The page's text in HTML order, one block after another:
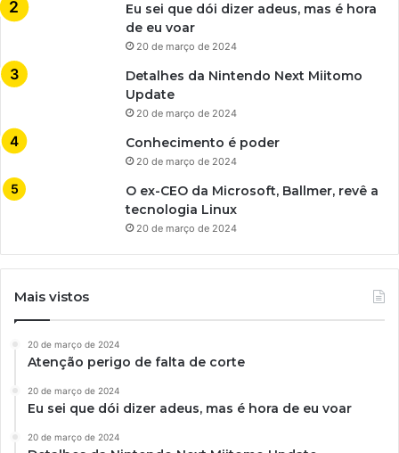
Eu sei que dói dizer adeus, mas é hora
de eu voar
20 de março de 2024
Detalhes da Nintendo Next Miitomo
Update
20 de março de 2024
Conhecimento é poder
20 de março de 2024
O ex-CEO da Microsoft, Ballmer, revê a
tecnologia Linux
20 de março de 2024
Mais vistos
20 de março de 2024
Atenção perigo de falta de corte
20 de março de 2024
Eu sei que dói dizer adeus, mas é hora de eu voar
20 de março de 2024